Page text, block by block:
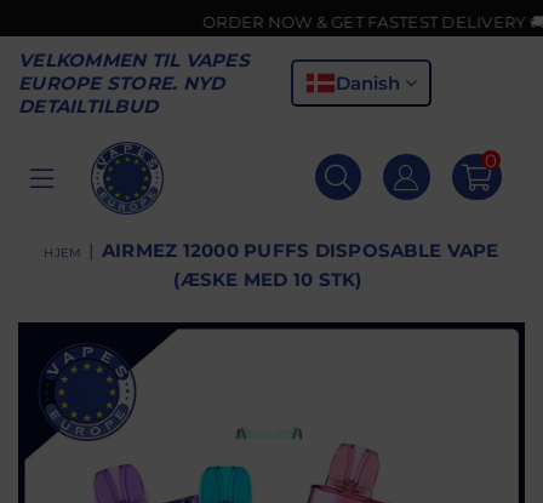
ORDER NOW & GET FASTEST DELIVERY 🚚
VELKOMMEN TIL VAPES
EUROPE STORE. NYD
DETAILTILBUD
Danish
VAPES
EUROPE
0
HJEM | AIRMEZ 12000 PUFFS DISPOSABLE VAPE
(ÆSKE MED 10 STK)